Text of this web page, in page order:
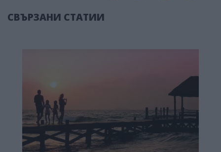
СВЪРЗАНИ СТАТИИ